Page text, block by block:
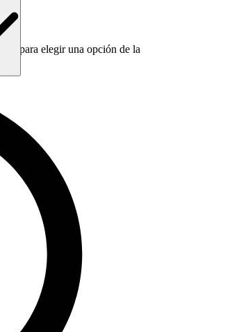
para elegir una opción de la